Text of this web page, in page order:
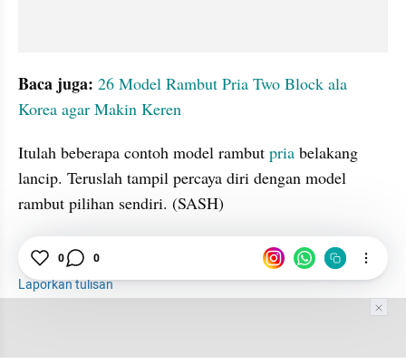
Baca juga: 26 Model Rambut Pria Two Block ala
Korea agar Makin Keren
Itulah beberapa contoh model rambut pria belakang
lancip. Teruslah tampil percaya diri dengan model
rambut pilihan sendiri. (SASH)
Gaya Rambut
Laporkan tulisan
0 0